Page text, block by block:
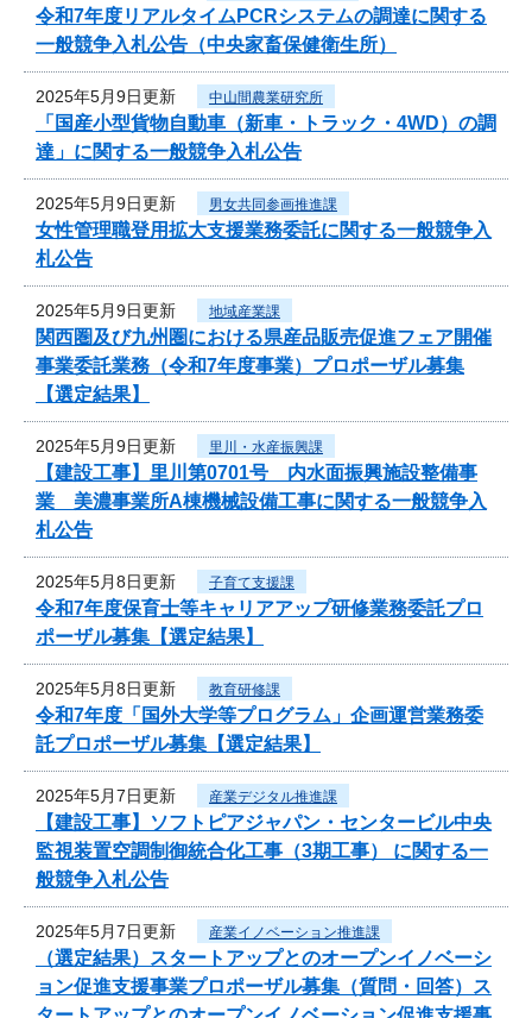
令和7年度リアルタイムPCRシステムの調達に関する
一般競争入札公告（中央家畜保健衛生所）
2025年5月9日更新 中山間農業研究所
「国産小型貨物自動車（新車・トラック・4WD）の調
達」に関する一般競争入札公告
2025年5月9日更新 男女共同参画推進課
女性管理職登用拡大支援業務委託に関する一般競争入
札公告
2025年5月9日更新 地域産業課
関西圏及び九州圏における県産品販売促進フェア開催
事業委託業務（令和7年度事業）プロポーザル募集
【選定結果】
2025年5月9日更新 里川・水産振興課
【建設工事】里川第0701号 内水面振興施設整備事
業 美濃事業所A棟機械設備工事に関する一般競争入
札公告
2025年5月8日更新 子育て支援課
令和7年度保育士等キャリアアップ研修業務委託プロ
ポーザル募集【選定結果】
2025年5月8日更新 教育研修課
令和7年度「国外大学等プログラム」企画運営業務委
託プロポーザル募集【選定結果】
2025年5月7日更新 産業デジタル推進課
【建設工事】ソフトピアジャパン・センタービル中央
監視装置空調制御統合化工事（3期工事） に関する一
般競争入札公告
2025年5月7日更新 産業イノベーション推進課
（選定結果）スタートアップとのオープンイノベーシ
ョン促進支援事業プロポーザル募集（質問・回答）ス